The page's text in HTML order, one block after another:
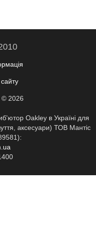
© 2026
Oakley в Україні для
аксесуари) ТОВ Мантіс